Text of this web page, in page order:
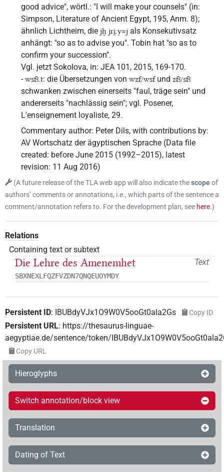
good advice", wörtl.: "I will make your counsels" (in:
Simpson, Literature of Ancient Egypt, 195, Anm. 8);
ähnlich Lichtheim, die jḫ jri̯.y=j als Konsekutivsatz
anhängt: "so as to advise you". Tobin hat "so as to
confirm your succession".
Vgl. jetzt Sokolova, in: JEA 101, 2015, 169-170.
-wsfꜣ.t: die Übersetzungen von wzf/wsfund zfꜣ/sfꜣ
schwanken zwischen einerseits "faul, träge sein" und
andererseits "nachlässig sein"; vgl. Posener,
L'enseignement loyaliste, 29.
Commentary author: Peter Dils, with contributions by:
AV Wortschatz der ägyptischen Sprache (Data file
created: before June 2015 (1992–2015), latest
revision: 11 Aug 2016)
(A future release of the TLA web app will also indicate thescopeof
authors’ comments or annotations, i.e., which parts of the sentence a
comment/annotation refers to. For the development plan, see here.)
Relations
Containing text or subtext
Text
Die Lehre des Amenemhet
SBXNEXLFQZFVZDN7QNQEUOYMDY
Persistent ID: IBUBdyVJx1O9W0V5ooGt0ala2Gs Copy ID
Persistent URL: https://thesaurus-linguae-
aegyptiae.de/sentence/token/
Copy URL
Hieroglyphs
Switch annotation/block view
Translation
Dating of Text